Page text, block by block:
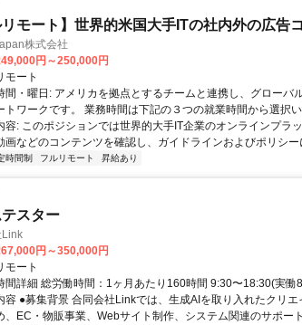
リモート】世界的米国大手ITの社内外の広告
株式会社
円～250,000円
モート
間・曜日: アメリカを拠点とするチームと連携し、グローバ
トワークです。 業務時間は下記の３つの就業時間から選択
容: このポジションでは世界的大手IT企業のオンラインプラ
画などのコンテンツを確認し、ガイドラインおよびポリシ
時間制 フルリモート 昇給あり
スター
Link
円～350,000円
モート
間詳細 総労働時間：1ヶ月あたり160時間 9:30〜18:30(実働
容 ●募集背景 合同会社Linkでは、生成AIを取り入れたクリエ
、EC・物販事業、Webサイト制作、システム関連のサポー